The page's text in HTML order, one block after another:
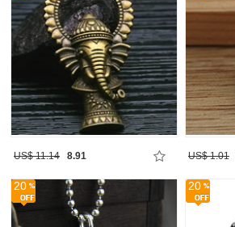
US$ 11.14 8.91 US$ 1.01
20 20